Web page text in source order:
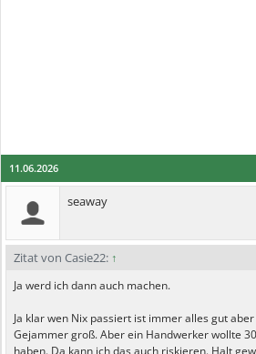
11.06.2026
seaway
Zitat von Casie22: ↑
Ja werd ich dann auch machen.
Ja klar wen Nix passiert ist immer alles gut
Gejammer groß. Aber ein Handwerker wollte
haben. Da kann ich das auch riskieren. Halt